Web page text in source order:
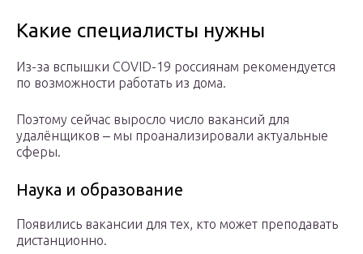
Какие специалисты нужны
Из-за вспышки COVID-19 россиянам рекомендуется
по возможности работать из дома.
Поэтому сейчас выросло число вакансий для
удалёнщиков ‒ мы проанализировали актуальные
сферы.
Наука и образование
Появились вакансии для тех, кто может преподавать
дистанционно.